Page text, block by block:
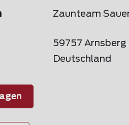
Zaunteam
59757 Arnsberg
Deutschland